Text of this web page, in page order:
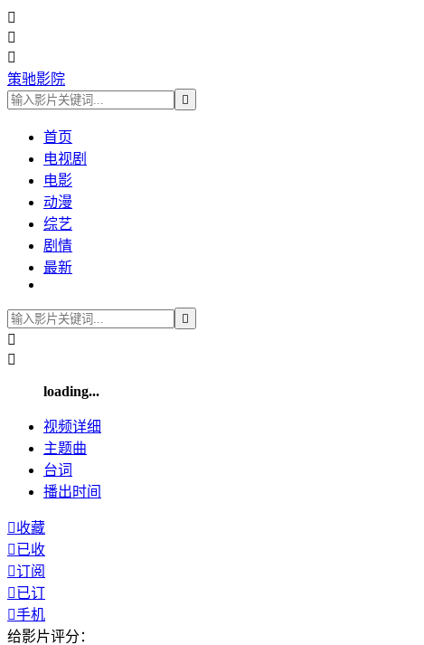



策驰影院

首页
电视剧
电影
动漫
综艺
剧情
最新



loading...
视频详细
主题曲
台词
播出时间
收藏
已收
订阅
已订
手机
给影片评分：